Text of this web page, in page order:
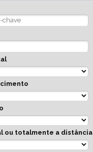
ou totalmente a distância